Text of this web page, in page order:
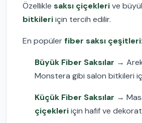
Özellikle saksı çiçeklerive
bitkileriiçin tercih edilir.
En popülerfiber saksı çeşitleri:
Büyük Fiber Saksılar →
Monstera gibi salon bitkileri
Küçük Fiber Saksılar →
çiçekleriiçin hafif ve